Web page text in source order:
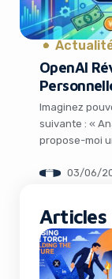
OpenAI
Imaginez
suivante : «
propose-moi
n’est plus de
03/06/